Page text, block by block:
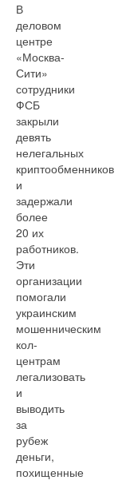
В
деловом
центре
«Москва-
Сити»
сотрудники
ФСБ
закрыли
девять
нелегальных
криптообменников
и
задержали
более
20 их
работников.
Эти
организации
помогали
украинским
мошенническим
кол-
центрам
легализовать
и
выводить
за
рубеж
деньги,
похищенные